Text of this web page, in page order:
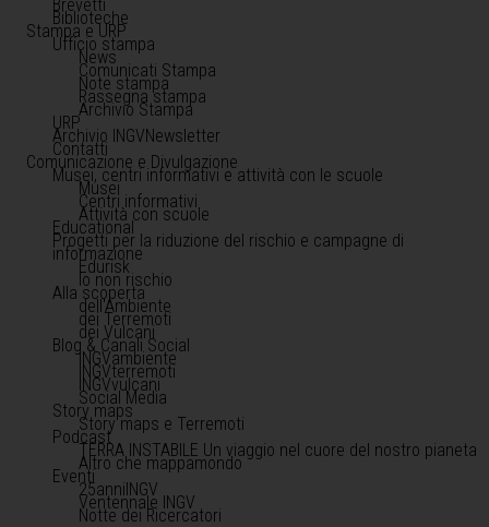
Brevetti
Biblioteche
Stampa e URP
Ufficio stampa
News
Comunicati Stampa
Note stampa
Rassegna stampa
Archivio Stampa
URP
Archivio INGVNewsletter
Contatti
Comunicazione e Divulgazione
Musei, centri informativi e attività con le scuole
Musei
Centri informativi
Attività con scuole
Educational
Progetti per la riduzione del rischio e campagne di
informazione
Edurisk
Io non rischio
Alla scoperta
dell'Ambiente
dei Terremoti
dei Vulcani
Blog & Canali Social
INGVambiente
INGVterremoti
INGVvulcani
Social Media
Story maps
Story maps e Terremoti
Podcast
TERRA INSTABILE Un viaggio nel cuore del nostro pianeta
Altro che mappamondo
Eventi
25anniINGV
Ventennale INGV
Notte dei Ricercatori